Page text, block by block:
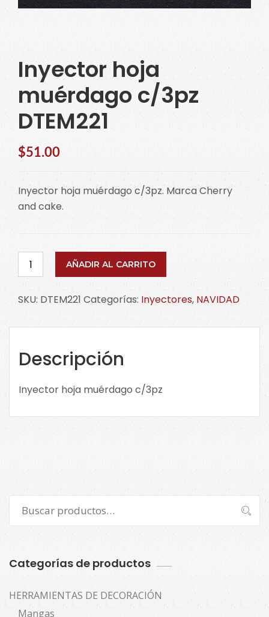
Inyector hoja
muérdago c/3pz
DTEM221
$51.00
Inyector hoja muérdago c/3pz. Marca Cherry
and cake.
Inyector
hoja
muérdago
c/3pz
AÑADIR AL CARRITO
SKU: DTEM221 Categorías: Inyectores, NAVIDAD
Descripción
Inyector hoja muérdago c/3pz
por:
Buscar
Categorías de productos
HERRAMIENTAS DE DECORACIÓN
Mangas